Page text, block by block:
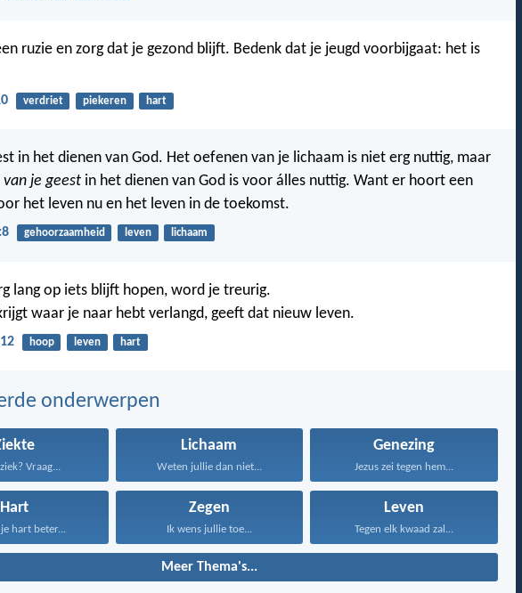
ruzie en zorg dat je gezond blijft. Bedenk dat je jeugd voorbijgaat: het is
verdriet piekeren hart
in het dienen van God. Het oefenen van je lichaam is niet erg nuttig, maar
van je geest in het dienen van God is voor álles nuttig. Want er hoort een
het leven nu en het leven in de toekomst.
gehoorzaamheid leven lichaam
lang op iets blijft hopen, word je treurig.
waar je naar hebt verlangd, geeft dat nieuw leven.
hoop leven hart
onderwerpen
Vraag...
Lichaam
Weten jullie dan niet...
Genezing
Jezus zei tegen hem...
Hart
je hart beter...
Zegen
Ik wens jullie toe...
Leven
Tegen elk kwaad zal...
Meer Thema's...